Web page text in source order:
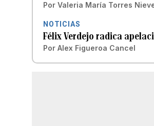
Por Valeria María Torres
NOTICIAS
Félix Verdejo radica
Por Alex Figueroa Cancel